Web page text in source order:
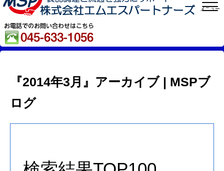
メニュー
『2014年3月』アーカイブ | MSPブ
ログ